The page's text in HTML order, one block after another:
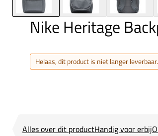
Nike Heritage
Helaas, dit product is niet langer leverbaar.
Alles over dit productHandig voor erbij